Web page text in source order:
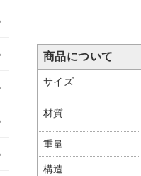
商品について
サイズ
材質
重量
構造